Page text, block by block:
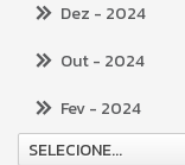
Dez - 2024
Out- 2024
Fev- 2024
SELECIONE...